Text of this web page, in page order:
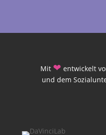
Mit ❤ entwickelt
und dem